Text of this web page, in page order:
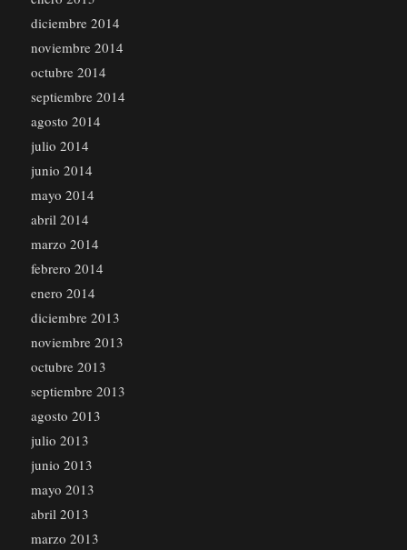
diciembre 2014
noviembre 2014
octubre 2014
septiembre 2014
agosto 2014
julio 2014
junio 2014
mayo 2014
abril 2014
marzo 2014
febrero 2014
enero 2014
diciembre 2013
noviembre 2013
octubre 2013
septiembre 2013
agosto 2013
julio 2013
junio 2013
mayo 2013
abril 2013
marzo 2013